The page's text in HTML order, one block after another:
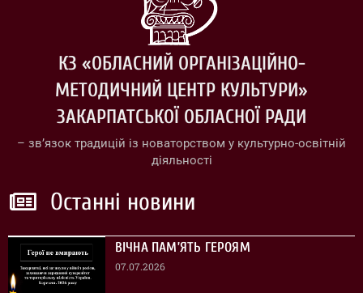
КЗ «ОБЛАСНИЙ ОРГАНІЗАЦІЙНО-
МЕТОДИЧНИЙ ЦЕНТР КУЛЬТУРИ»
ЗАКАРПАТСЬКОЇ ОБЛАСНОЇ РАДИ
– зв’язок традицій із новаторством у культурно-освітній
діяльності
Останні новини
ВІЧНА ПАМ’ЯТЬ ГЕРОЯМ
07.07.2026